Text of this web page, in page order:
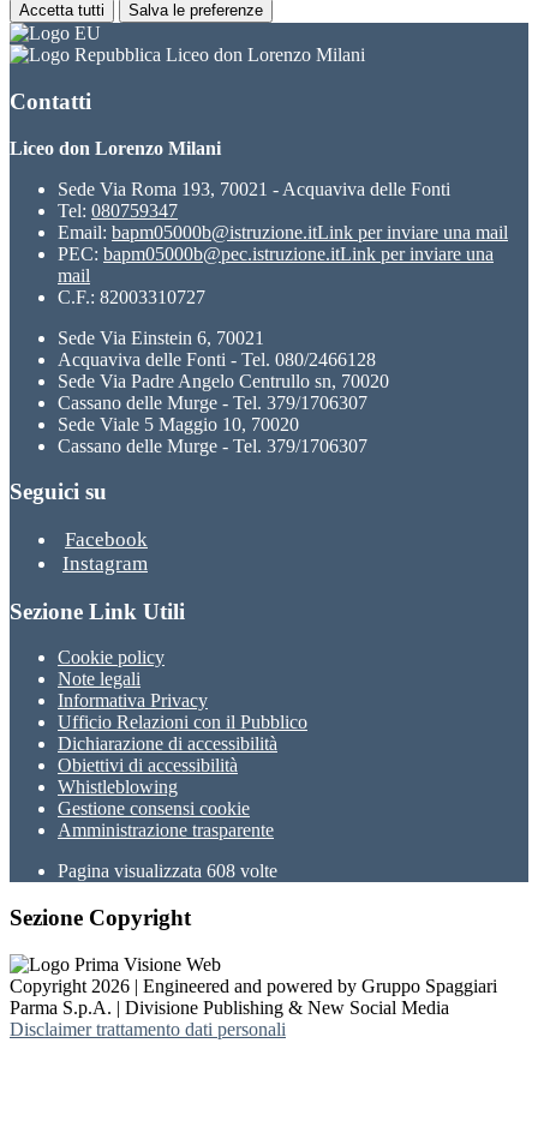
Accetta tutti Salva le preferenze
Liceo don Lorenzo Milani
Contatti
Liceo don Lorenzo Milani
Sede Via Roma 193, 70021 - Acquaviva delle Fonti
Tel: 080759347
Email: bapm05000b@istruzione.itLink per inviare una mail
PEC: bapm05000b@pec.istruzione.itLink per inviare una
mail
C.F.: 82003310727
Sede Via Einstein 6, 70021
Acquaviva delle Fonti - Tel. 080/2466128
Sede Via Padre Angelo Centrullo sn, 70020
Cassano delle Murge - Tel. 379/1706307
Sede Viale 5 Maggio 10, 70020
Cassano delle Murge - Tel. 379/1706307
Seguici su
Facebook
Instagram
Sezione Link Utili
Cookie policy
Note legali
Informativa Privacy
Ufficio Relazioni con il Pubblico
Dichiarazione di accessibilità
Obiettivi di accessibilità
Whistleblowing
Gestione consensi cookie
Amministrazione trasparente
Pagina visualizzata 608 volte
Sezione Copyright
Copyright 2026 | Engineered and powered by Gruppo Spaggiari
Parma S.p.A. | Divisione Publishing & New Social Media
Disclaimer trattamento dati personali